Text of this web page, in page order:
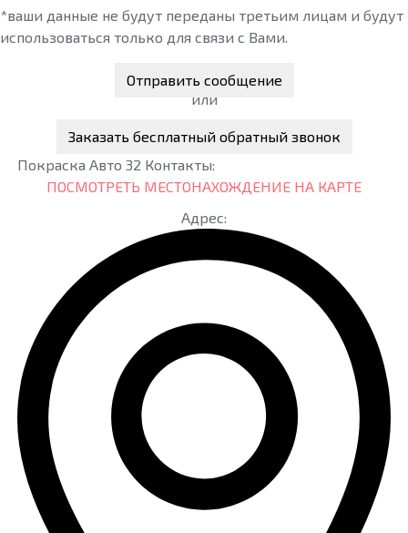
*ваши данные не будут переданы третьим лицам и будут
использоваться только для связи с Вами.
Отправить сообщение
или
Заказать бесплатный обратный звонок
Покраска Авто 32 Контакты:
ПОСМОТРЕТЬ МЕСТОНАХОЖДЕНИЕ НА КАРТЕ
Адрес: